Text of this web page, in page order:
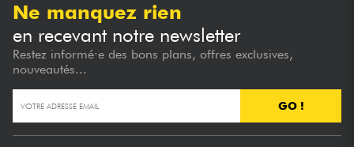
Ne manquez rien
en recevant notre newsletter
Restez informé·e des bons plans, offres exclusives,
nouveautés...
GO !